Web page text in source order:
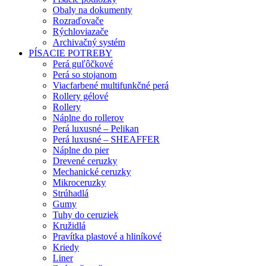
Obaly na dokumenty
Rozraďovače
Rýchloviazače
Archivačný systém
PÍSACIE POTREBY
Perá guľôčkové
Perá so stojanom
Viacfarbené multifunkčné perá
Rollery gélové
Rollery
Náplne do rollerov
Perá luxusné – Pelikan
Perá luxusné – SHEAFFER
Náplne do pier
Drevené ceruzky
Mechanické ceruzky
Mikroceruzky
Strúhadlá
Gumy
Tuhy do ceruziek
Kružidlá
Pravítka plastové a hliníkové
Kriedy
Liner